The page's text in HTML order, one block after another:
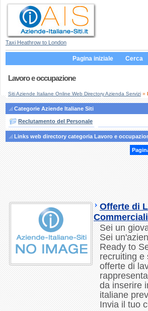
Taxi Heathrow to London
Pagina iniziale Cerca
Lavoro e occupazione
Siti Aziende Italiane Online Web Directory Azienda Servizi »
Categorie Aziende Italiane Siti
Reclutamento del Personale
Links web directory categoria Lavoro e
Offerte di
Commerciali
Sei un
Sei
Ready to
recruiting e
offerte di
da inserire
italiane
Invia il tuo